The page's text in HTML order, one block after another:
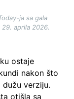
ja sa gala
aprila 2026.
ostaje
nakon što
dužu verziju.
otišla sa